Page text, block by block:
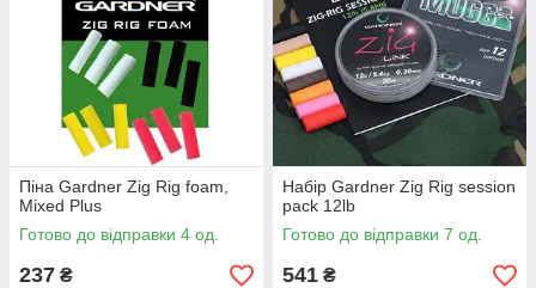
Піна Gardner Zig Rig foam,
Mixed Plus
Готово до відправки 4 од.
237 ₴
Набір Gardner Zig Rig session
pack 12lb
Готово до відправки 7 од.
541 ₴